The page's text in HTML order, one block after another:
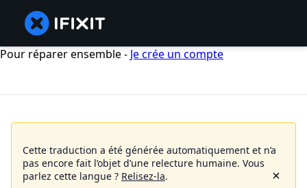
Pour réparer ensemble - Je crée un compte
Cette traduction a été générée automatiquement et n’a
pas encore fait l’objet d’une relecture humaine. Vous
parlez cette langue ? Relisez-la.